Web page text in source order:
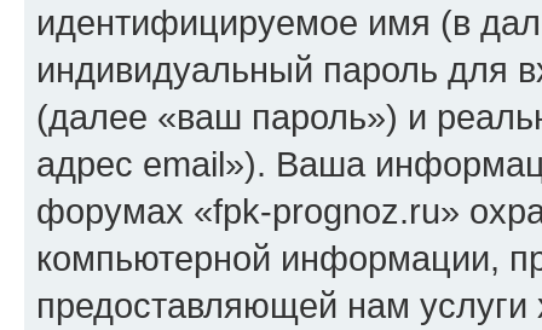
идентифицируемое имя (в
индивидуальный пароль для
(далее «ваш пароль») и
адрес email»). Ваша
форумах «fpk-prognoz.ru»
компьютерной информации,
предоставляющей нам